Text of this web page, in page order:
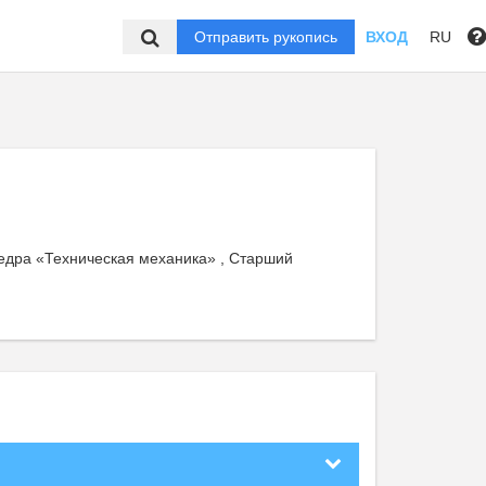
Отправить рукопись ВХОД RU
«Техническая механика» , Старший